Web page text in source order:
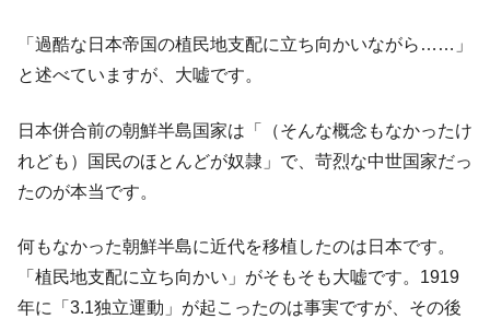
「過酷な日本帝国の植民地支配に立ち向かいながら……」
と述べていますが、大嘘です。
日本併合前の朝鮮半島国家は「（そんな概念もなかったけ
れども）国民のほとんどが奴隷」で、苛烈な中世国家だっ
たのが本当です。
何もなかった朝鮮半島に近代を移植したのは日本です。
「植民地支配に立ち向かい」がそもそも大嘘です。1919
年に「3.1独立運動」が起こったのは事実ですが、その後